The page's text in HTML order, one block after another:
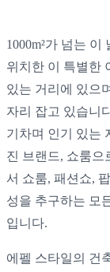
1000m²가 넘는 이
위치한 이 특별한
있는 거리에 있으
자리 잡고 있습니
기차며 인기 있는
진 브랜드, 쇼룸으
서 쇼룸, 패션쇼,
성을 추구하는 모
입니다.
에펠 스타일의 건